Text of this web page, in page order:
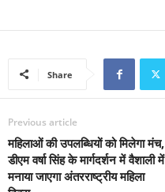
Share
Previous article
महिलाओं की उपलब्धियों को मिलेगा मंच,
डीएम वर्षा सिंह के मार्गदर्शन में वैशाली में
मनाया जाएगा अंतरराष्ट्रीय महिला